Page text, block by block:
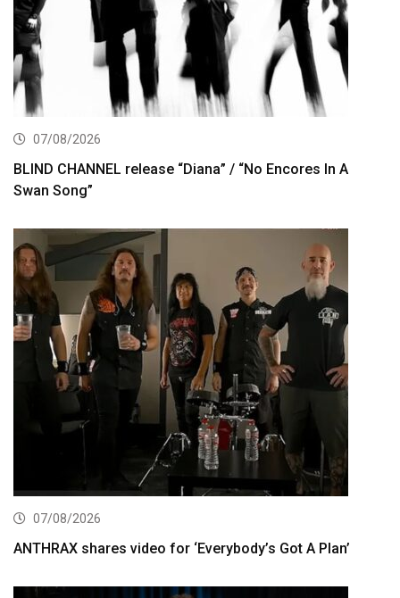
07/08/2026
BLIND CHANNEL release “Diana” / “No Encores In A
Swan Song”
07/08/2026
ANTHRAX shares video for ‘Everybody’s Got A Plan’